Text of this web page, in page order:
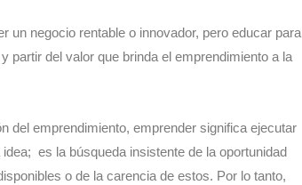
negocio rentable o innovador, pero educar para
partir del valor que brinda el emprendimiento a la
del emprendimiento, emprender significa ejecutar
es la búsqueda insistente de la oportunidad
o de la carencia de estos. Por lo tanto,